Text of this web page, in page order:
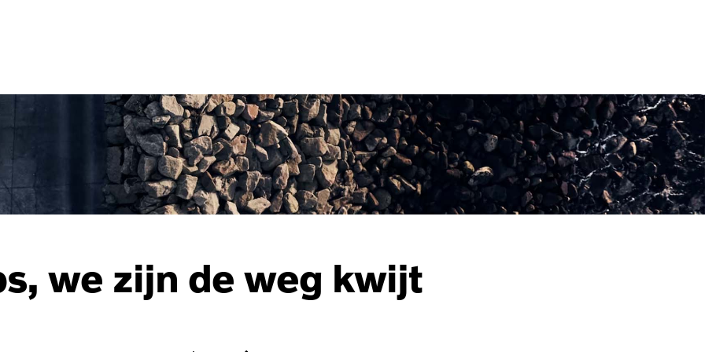
we zijn de weg kwijt